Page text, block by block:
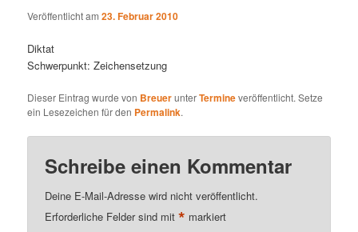
Veröffentlicht am23. Februar 2010
Diktat
Schwerpunkt: Zeichensetzung
Dieser Eintrag wurde von BreuerunterTermineveröffentlicht. Setze
ein Lesezeichen für den Permalink.
Schreibe einen Kommentar
Deine E-Mail-Adresse wird nicht veröffentlicht.
Erforderliche Felder sind mit* markiert